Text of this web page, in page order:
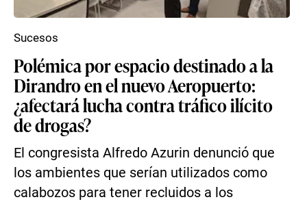
Polémica por espacio destinado a la
Dirandro en el nuevo Aeropuerto:
¿afectará lucha contra tráfico ilícito
de drogas?
El congresista Alfredo Azurin denunció que
los ambientes que serían utilizados como
calabozos para tener recluidos a los
Sucesos